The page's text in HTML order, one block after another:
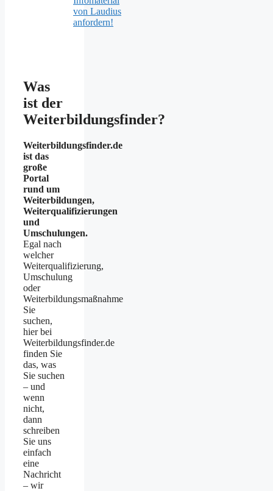
von Laudius
anfordern!
Was
ist der
Weiterbildungsfinder?
Weiterbildungsfinder.de
ist das
große
Portal
rund um
Weiterbildungen,
Weiterqualifizierungen
und
Umschulungen.
Egal nach
welcher
Weiterqualifizierung,
Umschulung
oder
Weiterbildungsmaßnahme
Sie
suchen,
hier bei
Weiterbildungsfinder.de
finden Sie
das, was
Sie suchen
– und
wenn
nicht,
dann
schreiben
Sie uns
einfach
eine
Nachricht
– wir